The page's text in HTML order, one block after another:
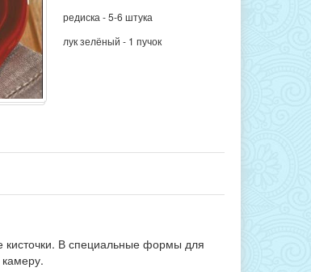
редиска - 5-6 штука
лук зелёный - 1 пучок
кисточки. В специальные формы для